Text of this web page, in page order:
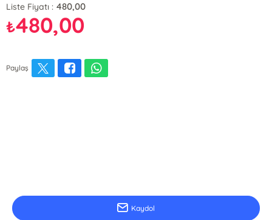
Liste Fiyatı : 480,00
₺480,00
Paylaş
Kaydol